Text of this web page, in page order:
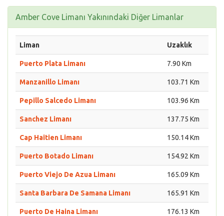
Amber Cove Limanı Yakınındaki Diğer Limanlar
Liman Uzaklık
Puerto Plata Limanı 7.90 Km
Manzanillo Limanı 103.71 Km
Pepillo Salcedo Limanı 103.96 Km
Sanchez Limanı 137.75 Km
Cap Haitien Limanı 150.14 Km
Puerto Botado Limanı 154.92 Km
Puerto Viejo De Azua Limanı 165.09 Km
Santa Barbara De Samana Limanı 165.91 Km
Puerto De Haina Limanı 176.13 Km